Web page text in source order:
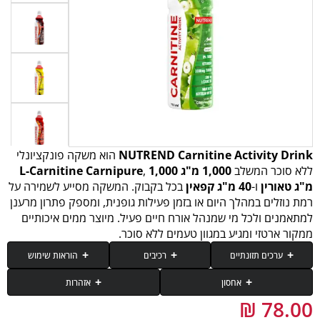
NUTREND Carnitine Activity Drink הוא משקה פונקציונלי
ללא סוכר המשלב1,000 מ"ג L-Carnitine Carnipure , 1,000
מ"ג טאורין ו-40 מ"ג קפאין
בכל בקבוק. המשקה מסייע לשמירה על
רמת נוזלים במהלך היום או בזמן פעילות גופנית, ומספק פתרון מרענן
למתאמנים ולכל מי שמנהל אורח חיים פעיל. מיוצר ממים איכותיים
ממקור ארטזי ומגיע במגוון טעמים ללא סוכר.
ערכים תזונתיים רכיבים הוראות שימוש
אחסון אזהרות
רכיב
מים, מייצב (פולידקסטרוז), מווסת חומציות (חומצה ציטרית), פחמן דו-חמצני,
יש לאחסן במקום קריר ויבש.
יש להתייעץ עם רופא לפני השימוש במוצר זה במקרה של נטילת תרופות או מצב